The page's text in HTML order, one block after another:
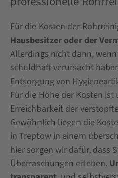
Für die Kosten der
Hausbesitzer oder der
Allerdings nicht dann,
schuldhaft verursacht
Entsorgung von
Für die Höhe der Kosten
Erreichbarkeit der
Gewöhnlich liegen die
in Treptow in einem
hier sorgen wir dafür, dass
Überraschungen erleben.